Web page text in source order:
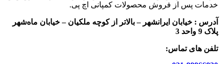
خدمات پس از فروش محصولات کمپانی اچ پی.
آدرس : خیابان ایرانشهر – بالاتر از کوچه ملکیان – خیابان ماه‌شهر
پلاک 9 واحد 3
تلفن های تماس: